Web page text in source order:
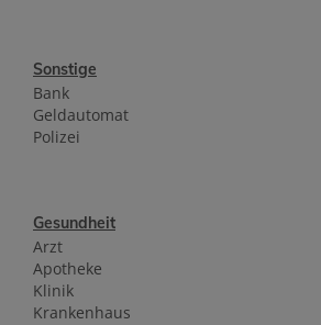
Sonstige
Bank
Geldautomat
Polizei
Gesundheit
Arzt
Apotheke
Klinik
Krankenhaus